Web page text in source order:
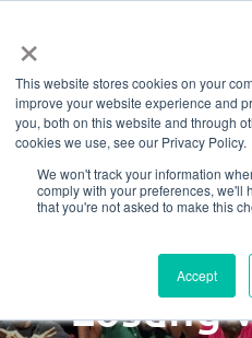
×
This website stores cookies on your
improve your website experience and
you, both on this website and through
cookies we use, see our Privacy Policy.
We won't track your information
comply with your preferences, we'll
that you're not asked to make this
Accept
Hauptinhalt
springen
Warum
Life“
Gym-
Lösung